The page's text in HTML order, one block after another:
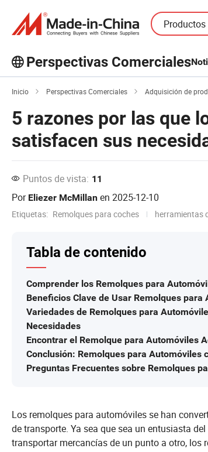
Productos
Perspectivas Comerciales
Inicio Perspectivas Comerciales Adquisición de
5 razones por las que
satisfacen sus
Puntos de vista: 11
Por Eliezer McMillan en 2025-12-10
Etiquetas: Remolques para coches herramientas
Tabla de contenido
Comprender los Remolques para
Beneficios Clave de Usar Remolques
Variedades de Remolques para
Necesidades
Encontrar el Remolque para Automóviles
Conclusión: Remolques para Automóviles
Preguntas Frecuentes sobre Remolques
Los remolques para automóviles se han
de transporte. Ya sea que sea un entusiasta
transportar mercancías de un punto a otro, los